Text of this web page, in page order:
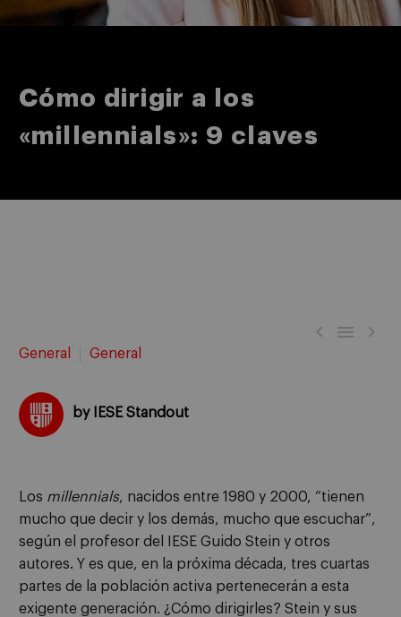
Cómo dirigir a los
«millennials»: 9 claves
  
General General
by IESE Standout
Los millennials, nacidos entre 1980 y 2000, “tienen
mucho que decir y los demás, mucho que escuchar”,
según el profesor del IESE Guido Stein y otros
autores. Y es que, en la próxima década, tres cuartas
partes de la población activa pertenecerán a esta
exigente generación. ¿Cómo dirigirles? Stein y sus